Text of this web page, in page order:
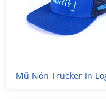
Mũ Nón Trucker In